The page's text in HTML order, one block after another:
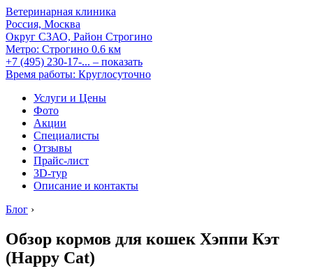
Ветеринарная клиника
Россия, Москва
Округ СЗАО, Район Строгино
Метро: Строгино 0.6 км
+7 (495) 230-17-... – показать
Время работы: Круглосуточно
Услуги и Цены
Фото
Акции
Специалисты
Отзывы
Прайс-лист
3D-тур
Описание и контакты
Блог ›
Обзор кормов для кошек Хэппи Кэт
(Happy Cat)